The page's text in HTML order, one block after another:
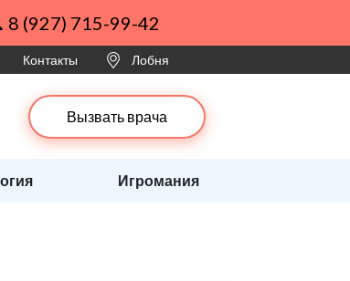
8 (927) 715-99-42
Контакты Лобня
Вызвать врача
Игромания